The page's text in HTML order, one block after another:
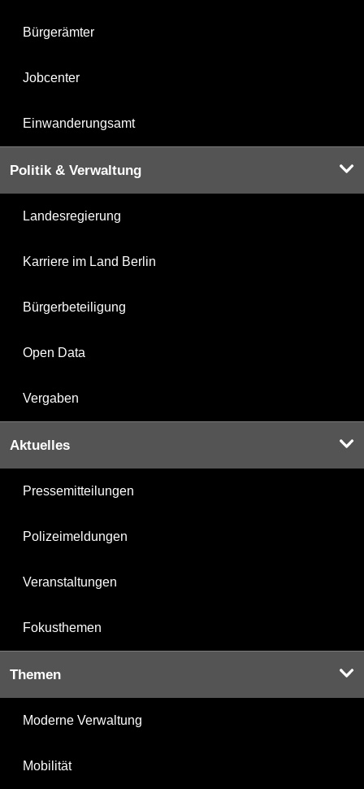
Bürgerämter
Jobcenter
Einwanderungsamt
Politik & Verwaltung
Landesregierung
Karriere im Land Berlin
Bürgerbeteiligung
Open Data
Vergaben
Aktuelles
Pressemitteilungen
Polizeimeldungen
Veranstaltungen
Fokusthemen
Themen
Moderne Verwaltung
Mobilität